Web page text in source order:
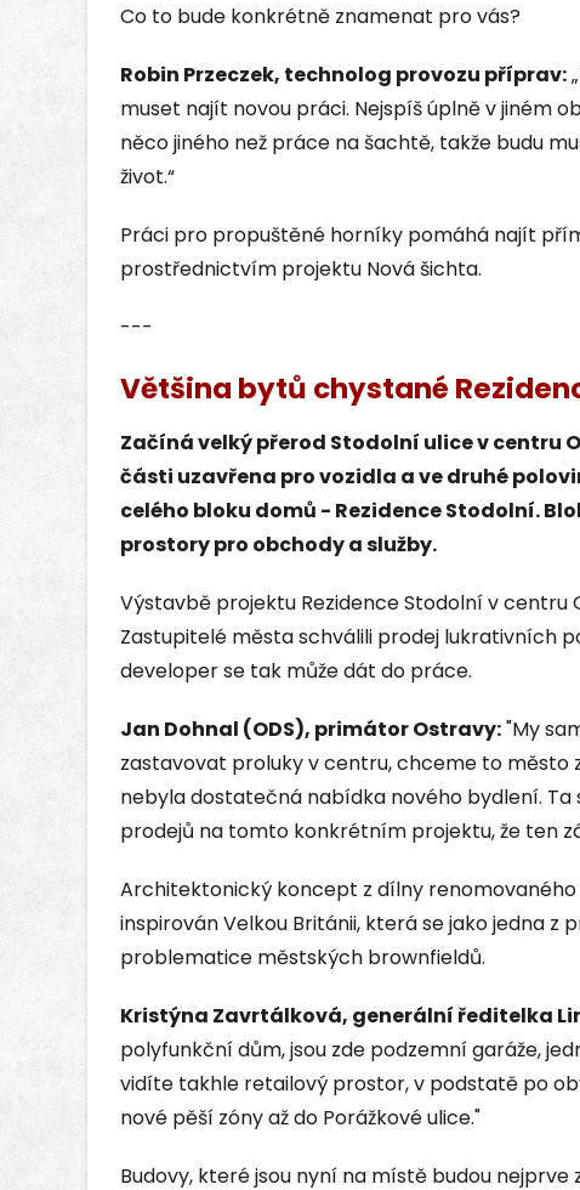
Co to bude konkrétně znamenat pro vás?
Robin Przeczek, technolog provozu příprav:
muset najít novou práci. Nejspíš úplně v jiném
něco jiného než práce na šachtě, takže budu
život.“
Práci pro propuštěné horníky pomáhá najít
prostřednictvím projektu Nová šichta.
---
Většina bytů chystané
Začíná velký přerod Stodolní ulice v centru
části uzavřena pro vozidla a ve druhé
celého bloku domů - Rezidence Stodolní.
prostory pro obchody a služby.
Výstavbě projektu Rezidence Stodolní v centru
Zastupitelé města schválili prodej lukrativních
developer se tak může dát do práce.
Jan Dohnal (ODS), primátor Ostravy:"My
zastavovat proluky v centru, chceme to město
nebyla dostatečná nabídka nového bydlení. Ta
prodejů na tomto konkrétním projektu, že ten
Architektonický koncept z dílny
inspirován Velkou Británii, která se jako jedna z
problematice městských brownfieldů.
Kristýna Zavrtálková, generální ředitelka
polyfunkční dům, jsou zde podzemní garáže,
vidíte takhle retailový prostor, v podstatě po
nové pěší zóny až do Porážkové ulice."
Budovy, které jsou nyní na místě budou